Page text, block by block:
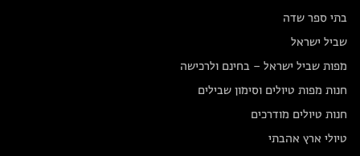
בתי ספר שדה
שביל ישראל
מפות שביל ישראל – בחינם ולרכישה
חנות מפות טיולים וסימון שבילים
חנות טיולים מודרכים
טיולי ארץ אהבתי